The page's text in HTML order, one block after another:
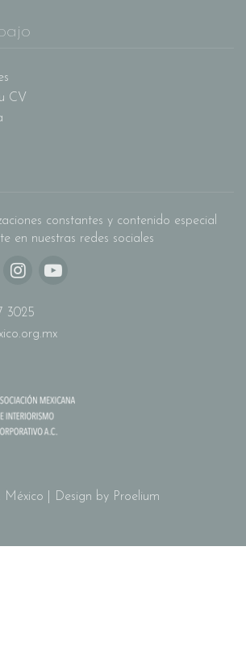
CV
constantes y contenido especial
en nuestras redes sociales
3025
México | Design by Proelium